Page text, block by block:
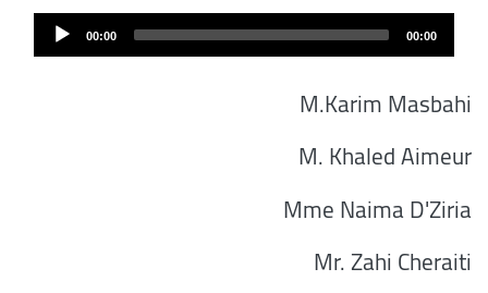
00:00 00:00
M.Karim Masbahi
M. Khaled Aimeur
Mme Naima D'Ziria
Mr. Zahi Cheraiti